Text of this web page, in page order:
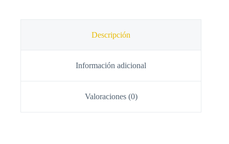
Descripción
Información adicional
Valoraciones (0)